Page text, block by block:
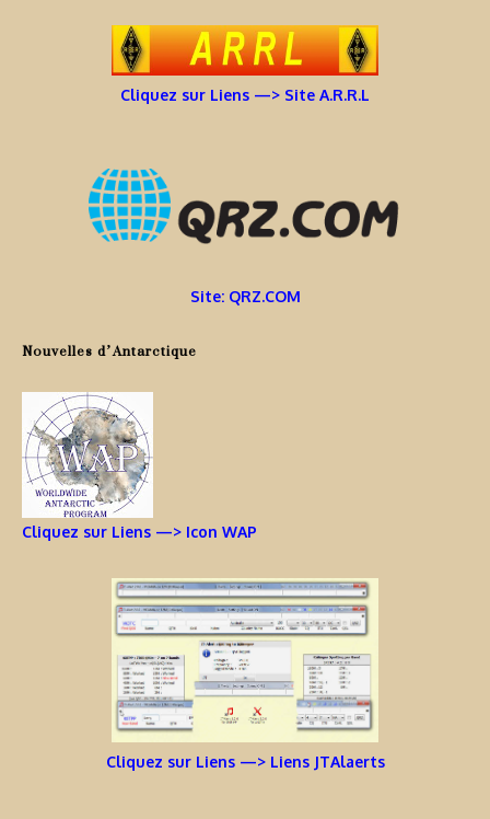
Cliquez sur Liens —> Site A.R.R.L
Site: QRZ.COM
Nouvelles d’Antarctique
Cliquez sur Liens —> Icon WAP
Cliquez sur Liens —> Liens JTAlaerts